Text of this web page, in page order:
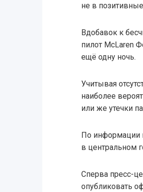
не в
Вдобавок к
пилот McLaren
ещё одну ночь.
Учитывая
наиболее
или же утечки
По информации
в центральном
Сперва пресс-
опубликовать